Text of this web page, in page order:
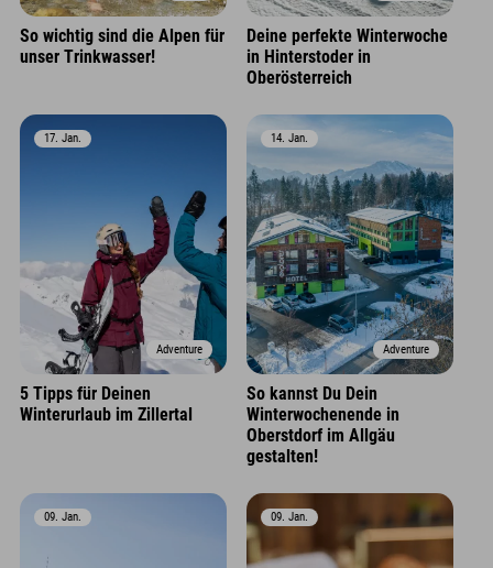
So wichtig sind die Alpen für
unser Trinkwasser!
Deine perfekte Winterwoche
in Hinterstoder in
Oberösterreich
Adventure
17. Jan.
5 Tipps für Deinen
Winterurlaub im Zillertal
Adventure
14. Jan.
So kannst Du Dein
Winterwochenende in
Oberstdorf im Allgäu
gestalten!
09. Jan. 09. Jan.